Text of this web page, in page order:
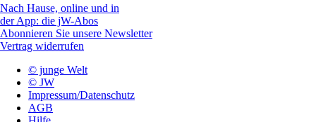
Nach Hause, online und in
der App: die jW-Abos
Abonnieren Sie unsere Newsletter
Vertrag widerrufen
© junge Welt
© JW
Impressum/Datenschutz
AGB